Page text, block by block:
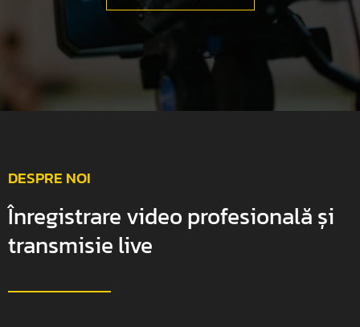
DESPRE NOI
Înregistrare video profesională și
transmisie live